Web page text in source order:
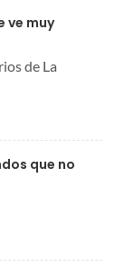
ve muy
de La
que no